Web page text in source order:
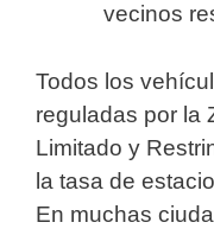
vecinos
Todos los
reguladas por la
Limitado y
la tasa de
En muchas